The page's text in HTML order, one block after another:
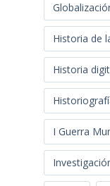
Historia de
Historia
I Guerra